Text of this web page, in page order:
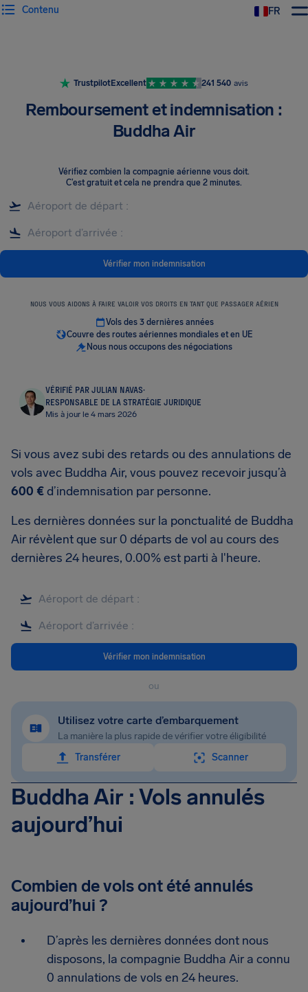
FR
Contenu
TrustpilotExcellent 241 540 avis
Remboursement et indemnisation :
Buddha Air
Vérifiez combien la compagnie aérienne vous doit.
C’est gratuit et cela ne prendra que 2 minutes.
Vérifier mon indemnisation
NOUS VOUS AIDONS À FAIRE VALOIR VOS DROITS EN TANT QUE PASSAGER AÉRIEN
Vols des 3 dernières années
Couvre des routes aériennes mondiales et en UE
Nous nous occupons des négociations
VÉRIFIÉ PAR JULIAN NAVAS·
RESPONSABLE DE LA STRATÉGIE JURIDIQUE
Mis à jour le 4 mars 2026
Si vous avez subi des retards ou des annulations de
vols avec Buddha Air, vous pouvez recevoir jusqu’à
600 €d’indemnisation par personne.
Les dernières données sur la ponctualité de Buddha
Air révèlent que sur 0 départs de vol au cours des
dernières 24 heures, 0.00% est parti à l'heure.
Vérifier mon indemnisation
ou
Utilisez votre carte d’embarquement
La manière la plus rapide de vérifier votre éligibilité
Transférer
Scanner
Buddha Air : Vols annulés
aujourd’hui
Combien de vols ont été annulés
aujourd’hui ?
D’après les dernières données dont nous
disposons, la compagnie Buddha Air a connu
0 annulations de vols en 24 heures.